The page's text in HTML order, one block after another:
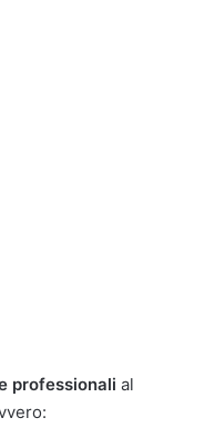
professionali al